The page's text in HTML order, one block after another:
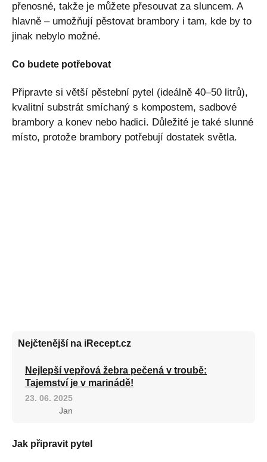
přenosné, takže je můžete přesouvat za sluncem. A
hlavně – umožňují pěstovat brambory i tam, kde by to
jinak nebylo možné.
Co budete potřebovat
Připravte si větší pěstební pytel (ideálně 40–50 litrů),
kvalitní substrát smíchaný s kompostem, sadbové
brambory a konev nebo hadici. Důležité je také slunné
místo, protože brambory potřebují dostatek světla.
Nejčtenější na iRecept.cz
Nejlepší vepřová žebra pečená v troubě:
Tajemství je v marinádě!
23. 06. 2025
Jan
Jak připravit pytel